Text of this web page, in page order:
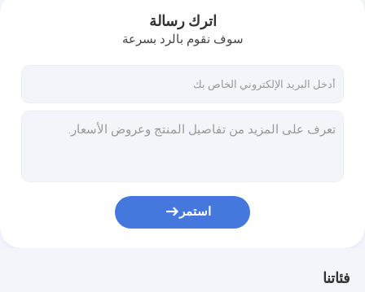
اترك رسالة
سوف نقوم بالرد بسرعة
استمر
فئاتنا